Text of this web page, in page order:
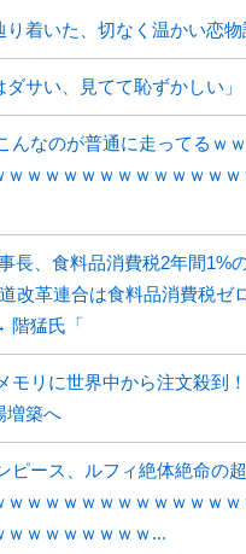
り着いた、切なく温かい恋物
サい、見てて恥ずかしい」
んなのが普通に走ってるｗ
ｗｗｗｗｗｗｗｗｗｗｗｗ
事長、食料品消費税2年間1%
改革連合は食料品消費税ゼ
階猛氏「
モリに世界中から注文殺到
増築へ
ピース、ルフィ絶体絶命の
ｗｗｗｗｗｗｗｗｗｗｗｗ
ｗｗｗｗｗｗｗｗ...